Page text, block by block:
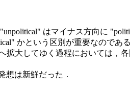
はマイナス方向に
かという区別が重要なのであ
大してゆく過程においては，
は新鮮だった．